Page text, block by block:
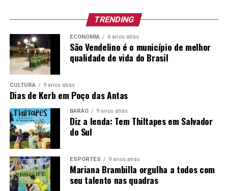
Cargo Vagas
Escolaridade
e outros
requisitos
para o
Carga
Semanal
Junho/
Especialista
em
Educação –
Supervisão
Escolar
01
Habilitação
Legal para o
Exercício do
Cargo
*Vale-Alimentação de R$ 16,00 por dia efetivamente
trabalhado.
TRENDING
ECONOMIA 6 anos atrás
São Vendelino é o município de melhor
qualidade de vida do Brasil
CULTURA 9 anos atrás
Dias de Kerb em Poço das Antas
BARÃO 9 anos atrás
Diz a lenda: Tem Thiltapes em Salvador
do Sul
ESPORTES 9 anos atrás
Mariana Brambilla orgulha a todos com
seu talento nas quadras